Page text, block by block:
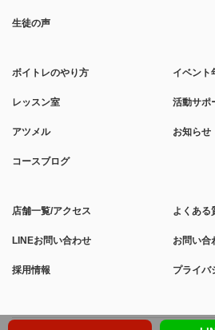
生徒の声
ボイトレのやり方 イベント
レッスン室 活動サポ
アツメル お知らせ
コースブログ
店舗一覧/アクセス よくある
LINEお問い合わせ お問い合
採用情報 プライバ